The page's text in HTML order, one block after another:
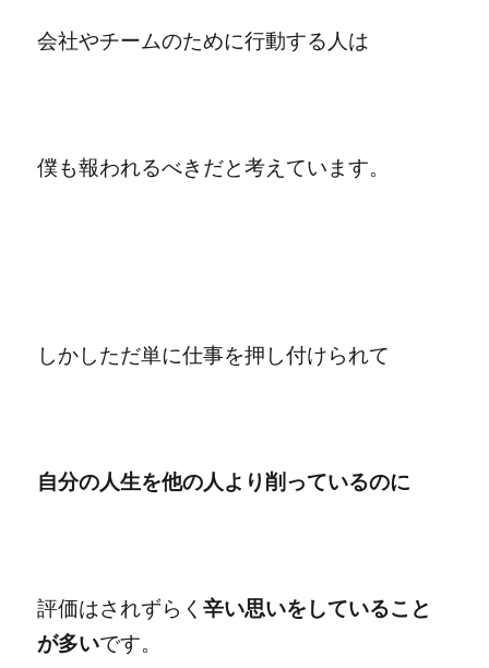
会社やチームのために行動する人は
僕も報われるべきだと考えています。
しかしただ単に仕事を押し付けられて
自分の人生を他の人より削っているのに
評価はされずらく辛い思いをしていること
が多いです。